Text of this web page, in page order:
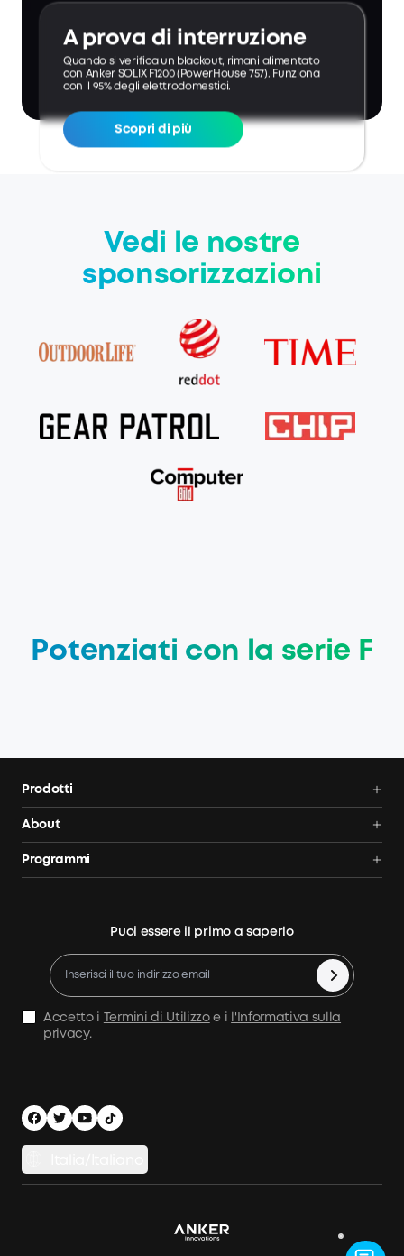
A prova di interruzione
Quando si verifica un blackout, rimani alimentato
con Anker SOLIX F1200 (PowerHouse 757). Funziona
con il 95% degli elettrodomestici.
Scopri di più
Vedi le nostre
sponsorizzazioni
Potenziati con la serie F
Prodotti
Pannelli solari
About
Tracking ordine
Politica di rimborso
Annullamento ordine
Condizioni d'Uso
Sicurezza e privacy
Programmi
10% di Cashback
Puoi essere il primo a saperlo
Accetto i Termini di Utilizzoe i
l'Informativa sulla
privacy.